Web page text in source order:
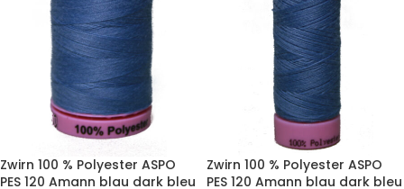
Zwirn 100 % Polyester ASPO
PES 120 Amann blau dark bleu
Zwirn 100 % Polyester ASPO
PES 120 Amann blau dark bleu